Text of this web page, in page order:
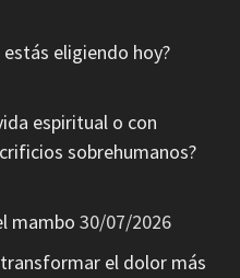
eligiendo hoy?
espiritual o con
sobrehumanos?
mambo 30/07/2026
transformar el dolor más